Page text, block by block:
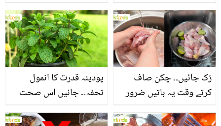
منرلز اور اینٹی آکسیڈنٹس
سے بھرپور اس سبزی کے
فائدے
بنانے کے چند قدرتی طریقے
پودینہ قدرت کا انمول
تحفہ۔۔ جانیں اس صحت
انگیز طبی فوائد
رُک جائیں۔۔ چکن صاف
کرتے وقت یہ باتیں ضرور